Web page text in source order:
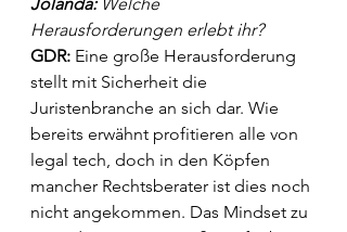
Herausforderungen erlebt ihr?
GDR: Eine große Herausforderung
stellt mit Sicherheit die
Juristenbranche an sich dar. Wie
bereits erwähnt profitieren alle von
legal tech, doch in den Köpfen
mancher Rechtsberater ist dies noch
nicht angekommen. Das Mindset zu